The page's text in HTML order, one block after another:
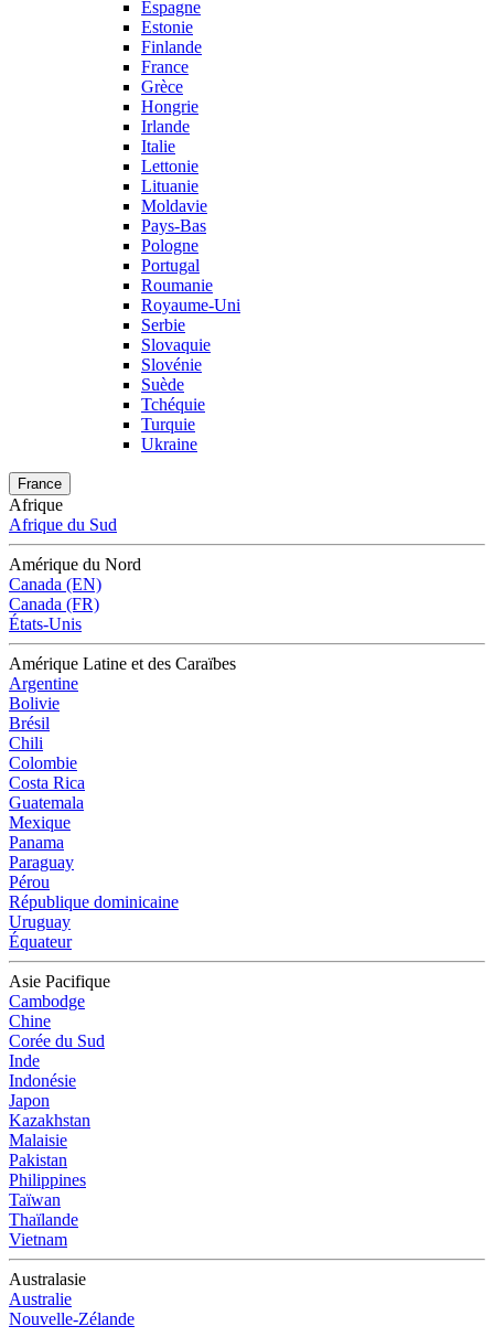
Espagne
Estonie
Finlande
France
Grèce
Hongrie
Irlande
Italie
Lettonie
Lituanie
Moldavie
Pays-Bas
Pologne
Portugal
Roumanie
Royaume-Uni
Serbie
Slovaquie
Slovénie
Suède
Tchéquie
Turquie
Ukraine
France
Afrique
Afrique du Sud
Amérique du Nord
Canada (EN)
Canada (FR)
États-Unis
Amérique Latine et des Caraïbes
Argentine
Bolivie
Brésil
Chili
Colombie
Costa Rica
Guatemala
Mexique
Panama
Paraguay
Pérou
République dominicaine
Uruguay
Équateur
Asie Pacifique
Cambodge
Chine
Corée du Sud
Inde
Indonésie
Japon
Kazakhstan
Malaisie
Pakistan
Philippines
Taïwan
Thaïlande
Vietnam
Australasie
Australie
Nouvelle-Zélande